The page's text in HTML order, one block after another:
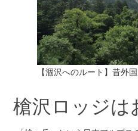
【涸沢へのルート】昔外
槍沢ロッジは